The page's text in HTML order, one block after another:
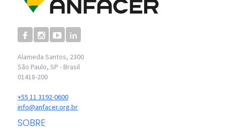
Alameda Santos, 2300
São Paulo, SP - Brasil
01418-200
+55 11 3192-0600
info@anfacer.org.br
SOBRE